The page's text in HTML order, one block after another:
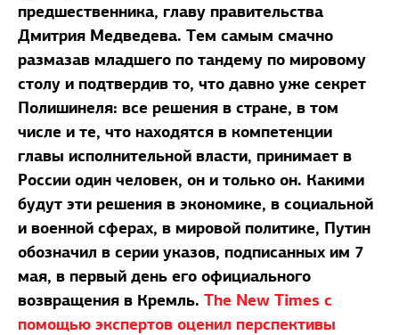
предшественника, главу правительства
Дмитрия Медведева. Тем самым смачно
размазав младшего по тандему по мировому
столу и подтвердив то, что давно уже секрет
Полишинеля: все решения в стране, в том
числе и те, что находятся в компетенции
главы исполнительной власти, принимает в
России один человек, он и только он. Какими
будут эти решения в экономике, в социальной
и военной сферах, в мировой политике, Путин
обозначил в серии указов, подписанных им 7
мая, в первый день его официального
возвращения в Кремль. The New Times с
помощью экспертов оценил перспективы